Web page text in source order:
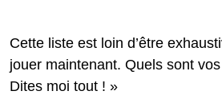
Cette liste est loin d’être
jouer maintenant. Quels sont
Dites moi tout ! »